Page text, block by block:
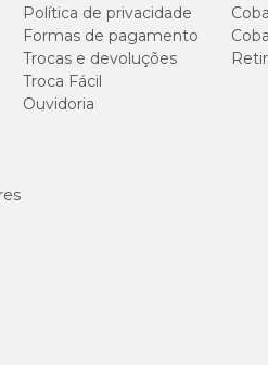
Política de privacidade
Formas de pagamento
Trocas e devoluções
Troca Fácil
Ouvidoria